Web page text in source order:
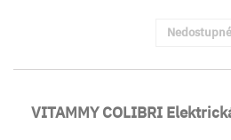
Nedostupné
VITAMMY COLIBRI